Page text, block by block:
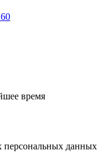
время
персональных данных